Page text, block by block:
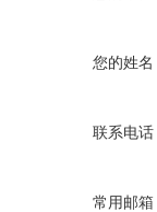
您的姓名
联系电话
常用邮箱